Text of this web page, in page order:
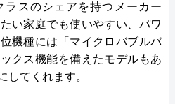
ラスのシェアを持つメーカー
い家庭でも使いやすい、パワ
機種には「マイクロバブルバ
クス機能を備えたモデルもあ
してくれます。